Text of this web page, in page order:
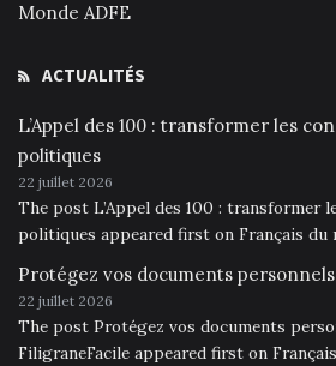
Monde ADFE
ACTUALITÉS
L’Appel des 100 : transformer les
politiques
22 juillet 2026
The post L’Appel des 100 : transformer
politiques appeared first on Français du
Protégez vos documents
22 juillet 2026
The post Protégez vos documents
FiligraneFacile appeared first on